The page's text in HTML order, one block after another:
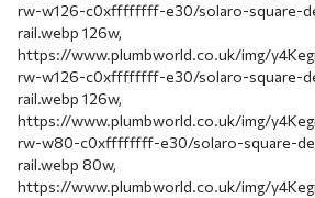
rw-w126-c0xffffffff-e30/solaro-square-
rail.webp 126w,
https://www.plumbworld.co.uk/img/
rw-w126-c0xffffffff-e30/solaro-square-
rail.webp 126w,
https://www.plumbworld.co.uk/img/
rw-w80-c0xffffffff-e30/solaro-square-
rail.webp 80w,
https://www.plumbworld.co.uk/img/